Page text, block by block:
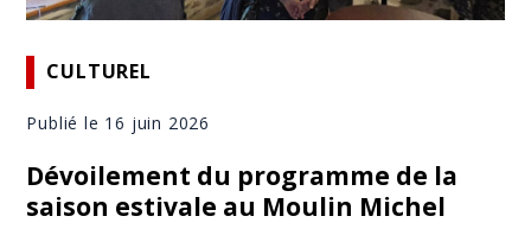
CULTUREL
Publié le 16 juin 2026
Dévoilement du programme de la
saison estivale au Moulin Michel